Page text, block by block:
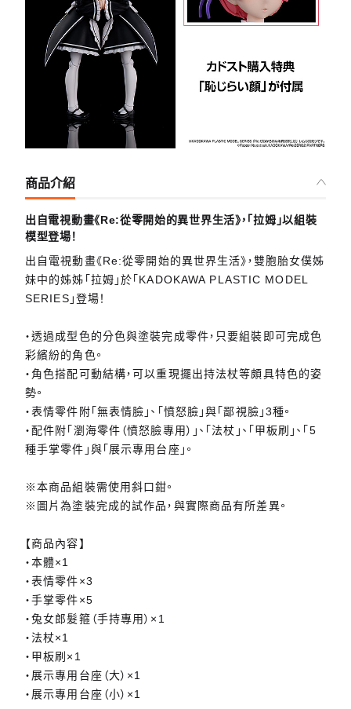
商品介紹
出自電視動畫《Re:從零開始的異世界生活》，「拉姆」以組裝
模型登場！
出自電視動畫《Re:從零開始的異世界生活》，雙胞胎女僕姊
妹中的姊姊「拉姆」於「KADOKAWA PLASTIC MODEL
SERIES」登場！
・透過成型色的分色與塗裝完成零件，只要組裝即可完成色
彩繽紛的角色。
・角色搭配可動結構，可以重現擺出持法杖等頗具特色的姿
勢。
・表情零件附「無表情臉」、「憤怒臉」與「鄙視臉」3種。
・配件附「瀏海零件（憤怒臉專用）」、「法杖」、「甲板刷」、「5
種手掌零件」與「展示專用台座」。
※本商品組裝需使用斜口鉗。
※圖片為塗裝完成的試作品，與實際商品有所差異。
【商品內容】
・本體×1
・表情零件×3
・手掌零件×5
・兔女郎髮箍（手持專用）×1
・法杖×1
・甲板刷×1
・展示專用台座（大）×1
・展示專用台座（小）×1